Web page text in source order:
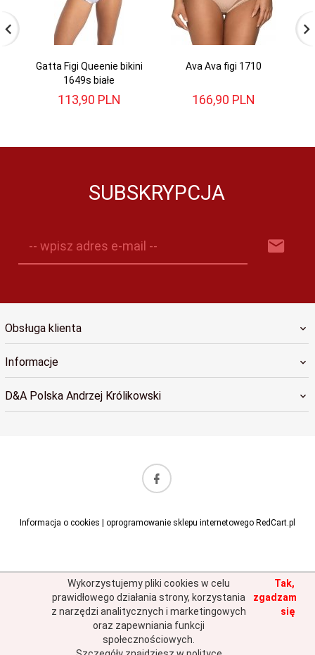
Gatta Figi Queenie bikini
1649s białe
113,90 PLN
Ava Ava figi 1710
166,90 PLN
SUBSKRYPCJA
-- wpisz adres e-mail --
Obsługa klienta
Informacje
D&A Polska Andrzej Królikowski
Informacja o cookies | oprogramowanie sklepu internetowego RedCart.pl
Wykorzystujemy pliki cookies w celu
prawidłowego działania strony, korzystania
z narzędzi analitycznych i marketingowych
oraz zapewniania funkcji
społecznościowych.
Tak,
zgadzam
się